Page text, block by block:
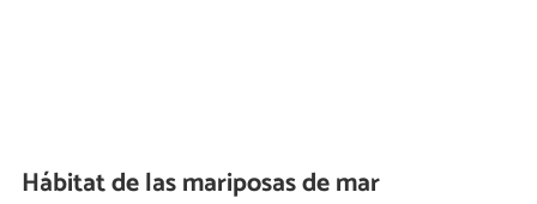
Hábitat de las mariposas de mar